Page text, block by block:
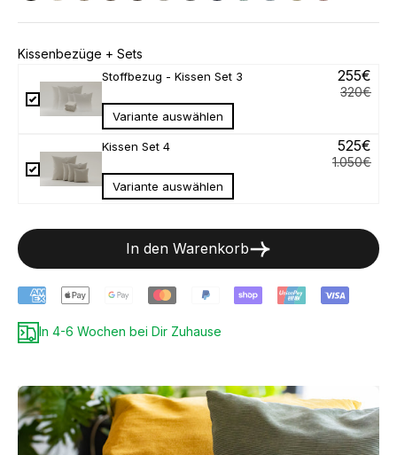
Kissenbezüge + Sets
Stoffbezug - Kissen Set 3 Angebot
255€
320€
Variante auswählen
Kissen Set 4 Angebot
525€
Regulärer
1.050€
Variante auswählen
In den Warenkorb
In 4-6 Wochen bei Dir Zuhause